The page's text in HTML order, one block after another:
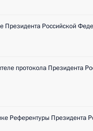
Президента Российской
протокола Президента
Референтуры Президента